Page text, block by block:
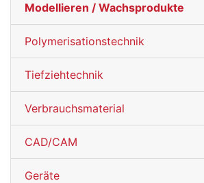
Modellieren / Wachsprodukte
Polymerisationstechnik
Tiefziehtechnik
Verbrauchsmaterial
CAD/CAM
Geräte